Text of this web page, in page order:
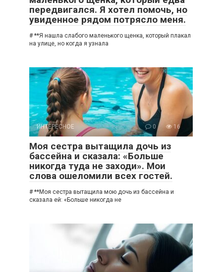
передвигался. Я хотел помочь, но
увиденное рядом потрясло меня.
# **Я нашла слабого маленького щенка, который плакал
на улице, но когда я узнала
ИНТЕРЕСНОЕ 0 16
Моя сестра вытащила дочь из
бассейна и сказала: «Больше
никогда туда не заходи». Мои
слова ошеломили всех гостей.
# **Моя сестра вытащила мою дочь из бассейна и
сказала ей: «Больше никогда не